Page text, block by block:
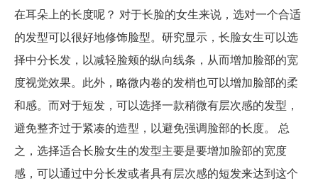
在耳朵上的长度呢？ 对于长脸的女生来说，选对一个合适
的发型可以很好地修饰脸型。研究显示，长脸女生可以选
择中分长发，以减轻脸颊的纵向线条，从而增加脸部的宽
度视觉效果。此外，略微内卷的发梢也可以增加脸部的柔
和感。而对于短发，可以选择一款稍微有层次感的发型，
避免整齐过于紧凑的造型，以避免强调脸部的长度。 总
之，选择适合长脸女生的发型主要是要增加脸部的宽度
感，可以通过中分长发或者具有层次感的短发来达到这个